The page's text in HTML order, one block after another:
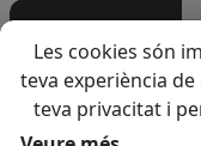
Les cookies són
teva experiència
teva privacitat i
ens sol·licitis a